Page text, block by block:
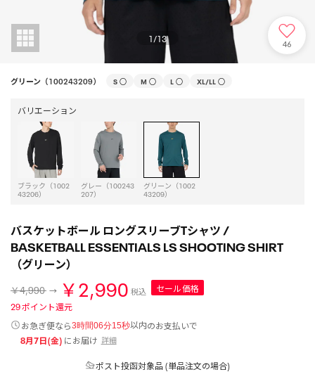
1/13 46
グリーン（100243209） S ○ M ○ L ○ XL/LL ○
バリエーション
ブラック（1002
43206）
グレー（100243
207）
グリーン（1002
43209）
バスケットボール ロングスリーブTシャツ /
BASKETBALL ESSENTIALS LS SHOOTING SHIRT
（グリーン）
￥4,990 ￥2,990 税込
セール価格
29ポイント還元
お急ぎ便なら3時間06分15秒以内のお支払いで
8月7日(金) にお届け 詳細
ポスト投函対象品 (単品注文の場合)